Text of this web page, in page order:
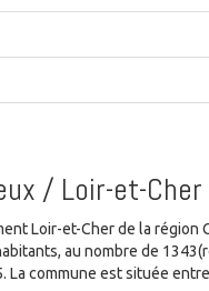
/ Loir-et-Cher
Loir-et-Cher de la région
au nombre de
La commune est située